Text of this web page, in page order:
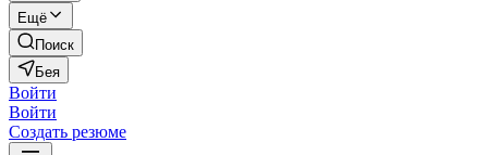
Ещё
Поиск
Бея
Войти
Войти
Создать резюме